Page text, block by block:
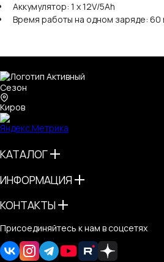
Аккумулятор: 1 x 12V/5Ah
Время работы на одном заряде: 60
Киров
КАТАЛОГ
ИНФОРМАЦИЯ
КОНТАКТЫ
Присоединяйтесь к нам в соцсетях